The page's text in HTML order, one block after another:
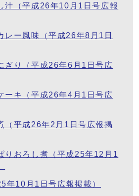
汁（平成26年10月1日号広報
レー風味（平成26年8月1日
ぎり（平成26年6月1日号広
ーキ（平成26年4月1日号広
（平成26年2月1日号広報掲
りおろし煮（平成25年12月1
年10月1日号広報掲載）